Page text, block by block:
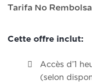
Tarifa No
Cette offre inclut:
Accès d’1
(selon